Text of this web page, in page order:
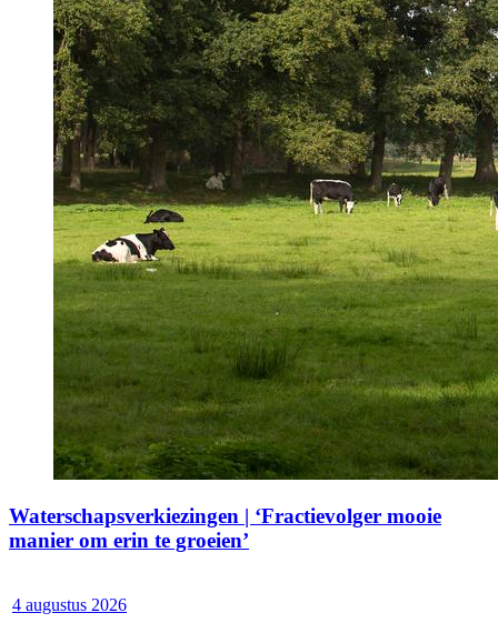
Waterschapsverkiezingen | ‘Fractievolger mooie
manier om erin te groeien’
4 augustus 2026